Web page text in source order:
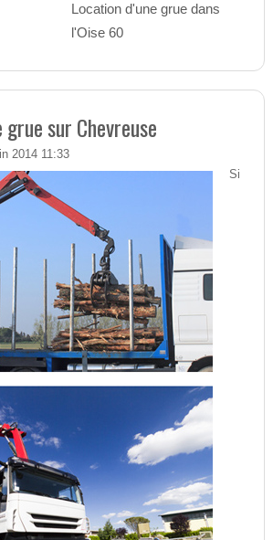
Location d'une grue dans
l'Oise 60
sur Chevreuse
2014 11:33
Si